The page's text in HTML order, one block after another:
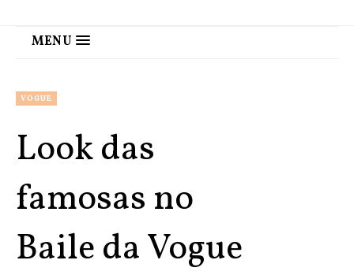
MENU
VOGUE
Look das
famosas no
Baile da Vogue